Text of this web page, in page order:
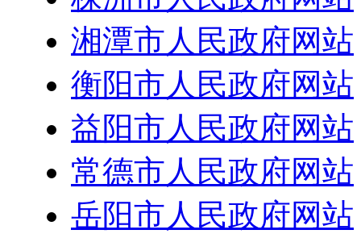
湘潭市人民政府网站
衡阳市人民政府网站
益阳市人民政府网站
常德市人民政府网站
岳阳市人民政府网站